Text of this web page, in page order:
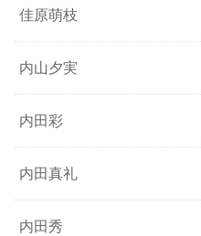
佳原萌枝
内山夕実
内田彩
内田真礼
内田秀